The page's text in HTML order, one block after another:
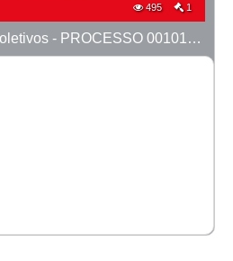
495 1
LOTE 12 - 2 Ônibus Coletivos - PROCESSO 0010148-76.2020-1ª CONT.